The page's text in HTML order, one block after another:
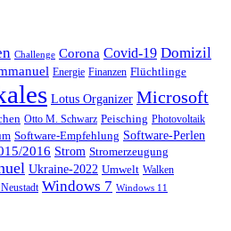
Challenge Corona Covid-19 Domizil
Energie Finanzen Flüchtlinge
Lotus Organizer Microsoft
Otto M. Schwarz Peisching Photovoltaik
Software-Empfehlung Software-Perlen
2016 Strom Stromerzeugung
Ukraine-2022 Umwelt Walken
Windows 7 Windows 11